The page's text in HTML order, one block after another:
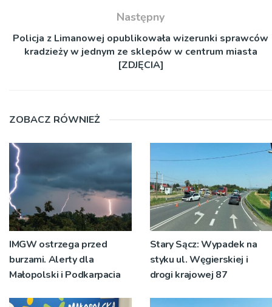
Następny
Policja z Limanowej opublikowała wizerunki sprawców
kradzieży w jednym ze sklepów w centrum miasta
[ZDJĘCIA]
ZOBACZ RÓWNIEŻ
IMGW ostrzega przed
burzami. Alerty dla
Małopolski i Podkarpacia
Stary Sącz: Wypadek na
styku ul. Węgierskiej i
drogi krajowej 87